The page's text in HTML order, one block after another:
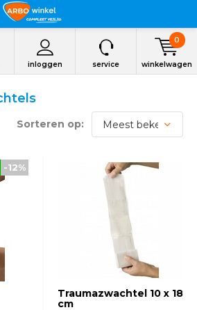
inloggen service winkelwagen
0
Sorteren op:
-12%
Traumazwachtel 10 x 18
cm